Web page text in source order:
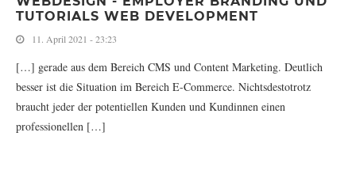
TUTORIALS WEB DEVELOPMENT
11. April 2021 - 23:23
[…] gerade aus dem Bereich CMS und Content Marketing. Deutlich
besser ist die Situation im Bereich E-Commerce. Nichtsdestotrotz
braucht jeder der potentiellen Kunden und Kundinnen einen
professionellen […]